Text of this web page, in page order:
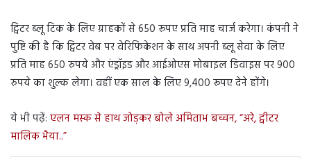
ट्विटर ब्लू टिक के लिए ग्राहकों से 650 रूपए प्रति माह चार्ज करेगा। कंपनी ने
पुष्टि की है कि ट्विटर वेब पर वेरिफिकेशन के साथ अपनी ब्लू सेवा के लिए
प्रति माह 650 रुपये और एंड्रॉइड और आईओएस मोबाइल डिवाइस पर 900
रुपये का शुल्क लेगा। वहीं एक साल के लिए 9,400 रूपए देने होंगे।
ये भी पढ़ें: एलन मस्क से हाथ जोड़कर बोले अमिताभ बच्चन, “अरे, ट्वीटर
मालिक भैया..”